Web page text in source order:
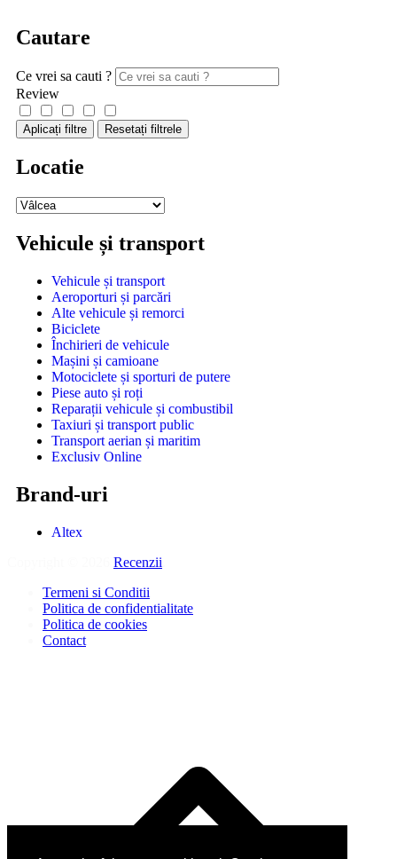
Cautare
Ce vrei sa cauti ?
Review
Aplicați filtre Resetați filtrele
Locatie
Vehicule și transport
Vehicule și transport
Aeroporturi și parcări
Alte vehicule și remorci
Biciclete
Închirieri de vehicule
Mașini și camioane
Motociclete și sporturi de putere
Piese auto și roți
Reparații vehicule și combustibil
Taxiuri și transport public
Transport aerian și maritim
Exclusiv Online
Brand-uri
Altex
Recenzii
Termeni si Conditii
Politica de confidentialitate
Politica de cookies
Contact